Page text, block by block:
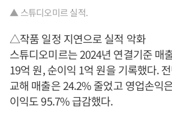
▲ 스튜디오미르 실적.
△작품 일정 지연으로 실적 악화
스튜디오미르는 2024년 연결기준 매
19억 원, 순이익 1억 원을 기록했다.
교해 매출은 24.2% 줄었고 영업손익
이익도 95.7% 급감했다.